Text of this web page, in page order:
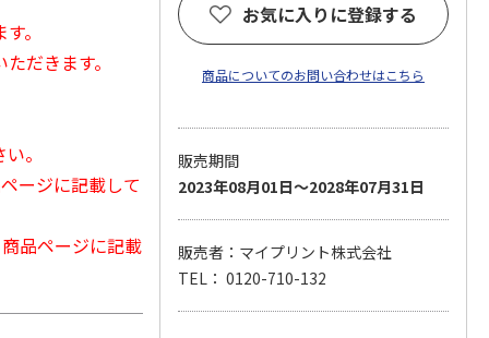
。
だきます。
。
ージに記載して
品ページに記載
お気に入りに登録する
商品についてのお問い合わせはこちら
販売期間
2023年08月01日～2028年07月31日
販売者：マイプリント株式会社
TEL： 0120-710-132